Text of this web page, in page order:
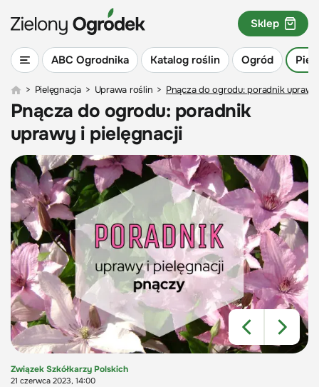
ABC Ogrodnika Katalog roślin Ogród
Sklep
> Pielęgnacja > Uprawa roślin > Pnącza do ogrodu: poradnik
Pnącza do ogrodu: poradnik
uprawy i pielęgnacji
Związek Szkółkarzy Polskich
21 czerwca 2023, 14:00